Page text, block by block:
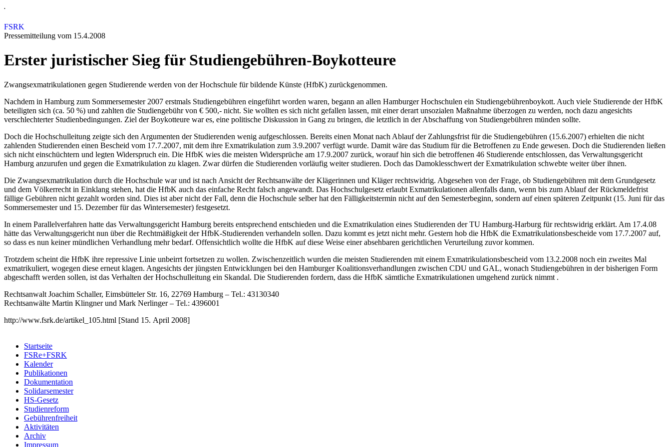
.
FSRK
Pressemitteilung vom 15.4.2008
Erster juristischer Sieg für Studiengebühren-Boykotteure
Zwangsexmatrikulationen gegen Studierende werden von der Hochschule für bildende Künste (HfbK) zurückgenommen.
Nachdem in Hamburg zum Sommersemester 2007 erstmals Studiengebühren eingeführt worden waren, begann an allen Hamburger Hochschulen ein Studiengebührenboykott. Auch viele Studierende der HfbK
beteiligten sich (ca. 50 %) und zahlten die Studiengebühr von € 500,- nicht. Sie wollten es sich nicht gefallen lassen, mit einer derart unsozialen Maßnahme überzogen zu werden, noch dazu angesichts
verschlechterter Studienbedingungen. Ziel der Boykotteure war es, eine politische Diskussion in Gang zu bringen, die letztlich in der Abschaffung von Studiengebühren münden sollte.
Doch die Hochschulleitung zeigte sich den Argumenten der Studierenden wenig aufgeschlossen. Bereits einen Monat nach Ablauf der Zahlungsfrist für die Studiengebühren (15.6.2007) erhielten die nicht
zahlenden Studierenden einen Bescheid vom 17.7.2007, mit dem ihre Exmatrikulation zum 3.9.2007 verfügt wurde. Damit wäre das Studium für die Betroffenen zu Ende gewesen. Doch die Studierenden ließen
sich nicht einschüchtern und legten Widerspruch ein. Die HfbK wies die meisten Widersprüche am 17.9.2007 zurück, worauf hin sich die betroffenen 46 Studierende entschlossen, das Verwaltungsgericht
Hamburg anzurufen und gegen die Exmatrikulation zu klagen. Zwar dürfen die Studierenden vorläufig weiter studieren. Doch das Damoklesschwert der Exmatrikulation schwebte weiter über ihnen.
Die Zwangsexmatrikulation durch die Hochschule war und ist nach Ansicht der Rechtsanwälte der Klägerinnen und Kläger rechtswidrig. Abgesehen von der Frage, ob Studiengebühren mit dem Grundgesetz
und dem Völkerrecht in Einklang stehen, hat die HfbK auch das einfache Recht falsch angewandt. Das Hochschulgesetz erlaubt Exmatrikulationen allenfalls dann, wenn bis zum Ablauf der Rückmeldefrist
fällige Gebühren nicht gezahlt worden sind. Dies ist aber nicht der Fall, denn die Hochschule selber hat den Fälligkeitstermin nicht auf den Semesterbeginn, sondern auf einen späteren Zeitpunkt (15. Juni für das
Sommersemester und 15. Dezember für das Wintersemester) festgesetzt.
In einem Parallelverfahren hatte das Verwaltungsgericht Hamburg bereits entsprechend entschieden und die Exmatrikulation eines Studierenden der TU Hamburg-Harburg für rechtswidrig erklärt. Am 17.4.08
hätte das Verwaltungsgericht nun über die Rechtmäßigkeit der HfbK-Studierenden verhandeln sollen. Dazu kommt es jetzt nicht mehr. Gestern hob die HfbK die Exmatrikulationsbescheide vom 17.7.2007 auf,
so dass es nun keiner mündlichen Verhandlung mehr bedarf. Offensichtlich wollte die HfbK auf diese Weise einer absehbaren gerichtlichen Verurteilung zuvor kommen.
Trotzdem scheint die HfbK ihre repressive Linie unbeirrt fortsetzen zu wollen. Zwischenzeitlich wurden die meisten Studierenden mit einem Exmatrikulationsbescheid vom 13.2.2008 noch ein zweites Mal
exmatrikuliert, wogegen diese erneut klagen. Angesichts der jüngsten Entwicklungen bei den Hamburger Koalitionsverhandlungen zwischen CDU und GAL, wonach Studiengebühren in der bisherigen Form
abgeschafft werden sollen, ist das Verhalten der Hochschulleitung ein Skandal. Die Studierenden fordern, dass die HfbK sämtliche Exmatrikulationen umgehend zurück nimmt .
Rechtsanwalt Joachim Schaller, Eimsbütteler Str. 16, 22769 Hamburg – Tel.: 43130340
Rechtsanwälte Martin Klingner und Mark Nerlinger – Tel.: 4396001
http://www.fsrk.de/artikel_105.html [Stand 15. April 2008]
Startseite
FSRe+FSRK
Kalender
Publikationen
Dokumentation
Solidarsemester
HS-Gesetz
Studienreform
Gebührenfreiheit
Aktivitäten
Archiv
Impressum